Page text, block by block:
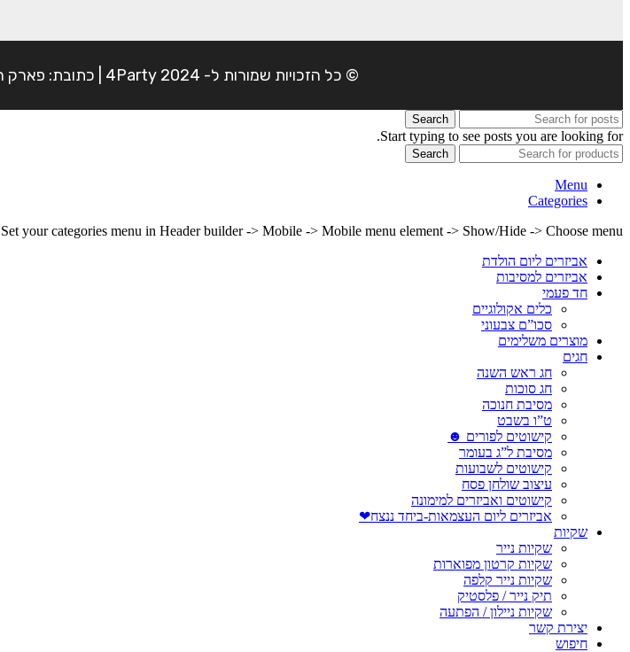
© כל הזכויות שמורות ל- 4Party 2024 | כתובת: פארק התעשיה משמרות| טלפון: 054-7225898
Search
Start typing to see posts you are looking for.
Search
Menu
Categories
Set your categories menu in Header builder -> Mobile -> Mobile menu element -> Show/Hide -> Choose menu
אביזרים ליום הולדת
אביזרים למסיבות
חד פעמי
כלים אקולוגיים
סכו”ם צבעוני
מוצרים משלימים
חגים
חג ראש השנה
חג סוכות
מסיבת חנוכה
ט”ו בשבט
קישוטים לפורים ☻
מסיבת ל”ג בעומר
קישוטים לשבועות
עיצוב שולחן פסח
קישוטים ואביזרים למימונה
אביזרים ליום העצמאות-ביחד ננצח❤
שקיות
שקיות נייר
שקיות קרטון מפוארות
שקיות נייר קלפה
תיק נייר / פלסטיק
שקיות ניילון / הפתעה
יצירת קשר
חיפוש